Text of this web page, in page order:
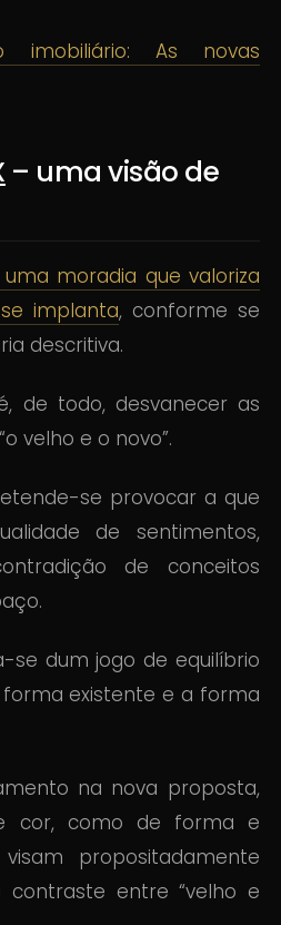
imobiliário: As novas
– uma visão de
moradia que valoriza
implanta, conforme se
descritiva.
de todo, desvanecer as
velho e o novo”.
se provocar a que
de sentimentos,
de conceitos
se dum jogo de equilíbrio
existente e a forma
na nova proposta,
cor, como de forma e
propositadamente
contraste entre “velho e